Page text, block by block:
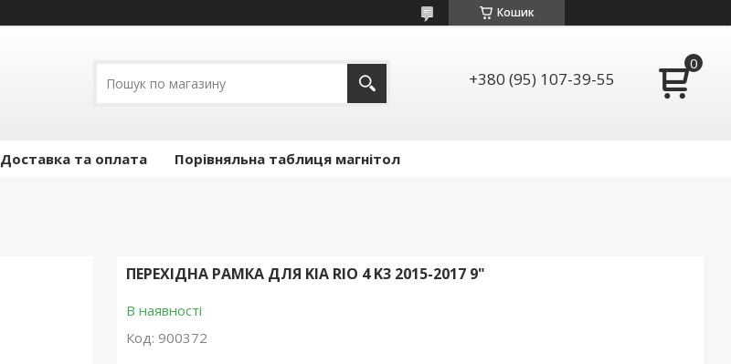
Кошик
+380 (95) 107-39-55
Доставка та оплата Порівняльна таблиця магнітол
ПЕРЕХІДНА РАМКА ДЛЯ KIA RIO 4 K3 2015-2017 9"
В наявності
Код: 900372